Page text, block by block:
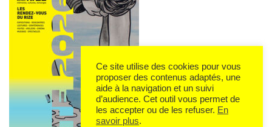
Ce site utilise des cookies pour vous
proposer des contenus adaptés, une
aide à la navigation et un suivi
d’audience. Cet outil vous permet de
les accepter ou de les refuser. En
savoir plus.